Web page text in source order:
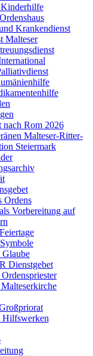
Krankendienst
Malteser
nach Rom 2026
Malteser-Ritter-
Steiermark
Ordens
Vorbereitung auf
Glaube
Dienstgebet
Hilfswerken